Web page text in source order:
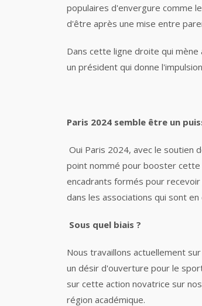
populaires d'envergure comme
d'être après une mise entre
Dans cette ligne droite qui mène
un président qui donne
Paris 2024 semble être un
Oui Paris 2024, avec le soutien
point nommé pour booster cette
encadrants formés pour
dans les associations qui sont en
Sous quel biais ?
Nous travaillons actuellement
un désir d'ouverture pour le
sur cette action novatrice sur
région académique.